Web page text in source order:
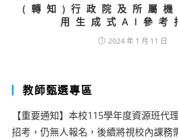
(轉知)行政院及所屬
用生成式AI參考
2024 年 1 月 11 日
教師甄選專區
【重要通知】本校115學年度資源班代
招考，仍無人報名，後續將視校內課務